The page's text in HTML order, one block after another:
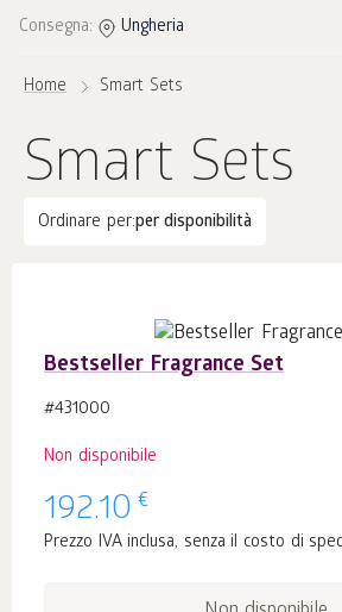
Consegna: Ungheria
Home Smart Sets
Smart Sets
Ordinare per:per disponibilità
Bestseller Fragrance Set
#431000
Non disponibile
192.10 €
Prezzo IVA inclusa, senza il costo di